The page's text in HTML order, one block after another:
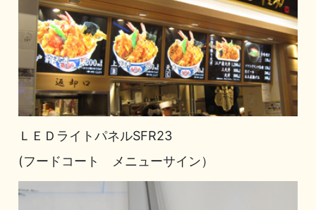
ＬＥＤライトパネルSFR23
(フードコート メニューサイン）